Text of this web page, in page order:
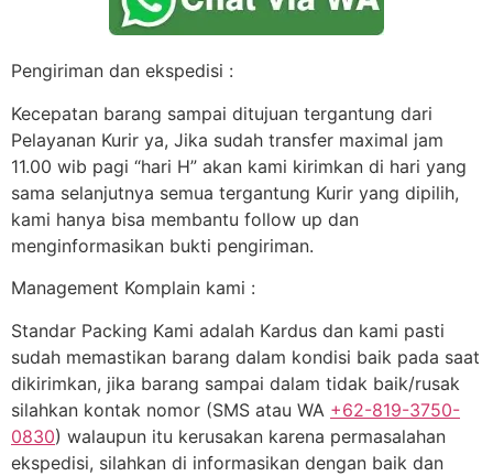
Pengiriman dan ekspedisi :
Kecepatan barang sampai ditujuan tergantung dari
Pelayanan Kurir ya, Jika sudah transfer maximal jam
11.00 wib pagi “hari H” akan kami kirimkan di hari yang
sama selanjutnya semua tergantung Kurir yang dipilih,
kami hanya bisa membantu follow up dan
menginformasikan bukti pengiriman.
Management Komplain kami :
Standar Packing Kami adalah Kardus dan kami pasti
sudah memastikan barang dalam kondisi baik pada saat
dikirimkan, jika barang sampai dalam tidak baik/rusak
silahkan kontak nomor (SMS atau WA +62-819-3750-
0830) walaupun itu kerusakan karena permasalahan
ekspedisi, silahkan di informasikan dengan baik dan